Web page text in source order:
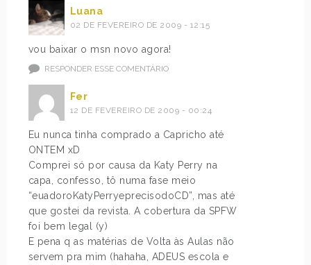
Luana
02 DE FEVEREIRO DE 2009 - 12:15
vou baixar o msn novo agora!
RESPONDER ESSE COMENTÁRIO
Fer
12 DE FEVEREIRO DE 2009 - 00:24
Eu nunca tinha comprado a Capricho até
ONTEM xD
Comprei só por causa da Katy Perry na
capa, confesso, tô numa fase meio
“euadoroKatyPerryeprecisodoCD”, mas até
que gostei da revista. A cobertura da SPFW
foi bem legal (y)
E pena q as matérias de Volta às Aulas não
servem pra mim (hahaha, ADEUS escola e